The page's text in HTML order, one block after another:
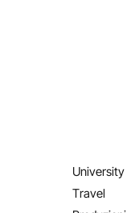
University
Travel